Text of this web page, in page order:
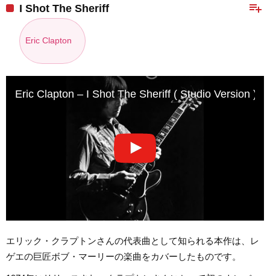
playlist_add
I Shot The Sheriff
Eric Clapton
Eric Clapton – I Shot The Sheriff ( Studio Version )
エリック・クラプトンさんの代表曲として知られる本作は、レ
ゲエの巨匠ボブ・マーリーの楽曲をカバーしたものです。